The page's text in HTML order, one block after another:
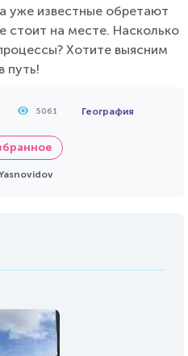
уже известные обретают
стоит на месте. Насколько
Хотите выясним
путь!
5061 География